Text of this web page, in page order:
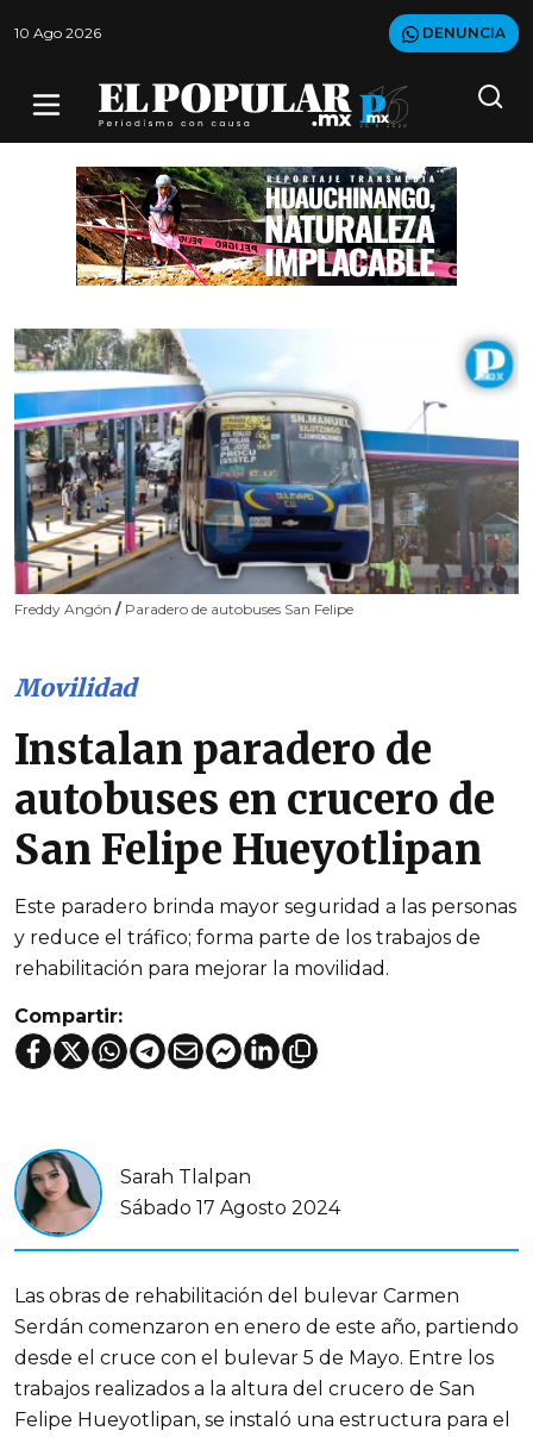
10 Ago 2026 DENUNCIA
Freddy Angón / Paradero de autobuses San Felipe
Movilidad
Instalan paradero de
autobuses en crucero de
San Felipe Hueyotlipan
Este paradero brinda mayor seguridad a las personas
y reduce el tráfico; forma parte de los trabajos de
rehabilitación para mejorar la movilidad.
Compartir:
Sarah Tlalpan
Sábado 17 Agosto 2024
Las obras de rehabilitación del bulevar Carmen
Serdán comenzaron en enero de este año, partiendo
desde el cruce con el bulevar 5 de Mayo. Entre los
trabajos realizados a la altura del crucero de San
Felipe Hueyotlipan, se instaló una estructura para el